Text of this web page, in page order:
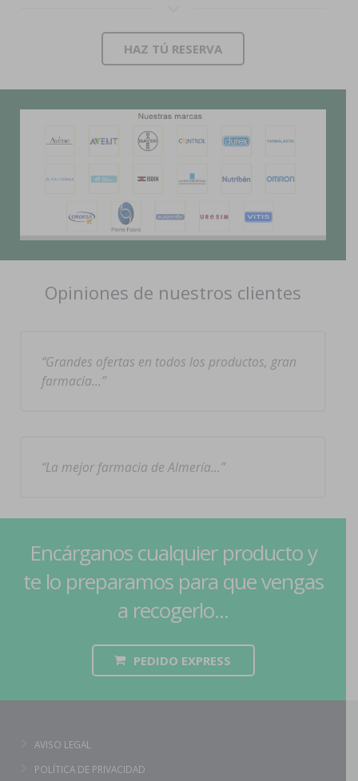
HAZ TÚ RESERVA
Opiniones de nuestros clientes
Grandes ofertas en todos los productos, gran
farmacia…
La mejor farmacia de Almería…
Encárganos cualquier producto y
te lo preparamos para que vengas
a recogerlo...
PEDIDO EXPRESS
AVISO LEGAL
POLÍTICA DE PRIVACIDAD